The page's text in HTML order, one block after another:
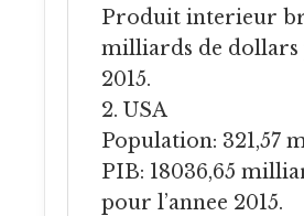
Produit interieur
milliards de dollars
2015.
2. USA
Population: 321,57
PIB: 18036,65
pour l’annee 2015.